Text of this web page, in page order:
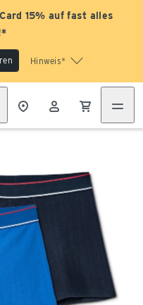
15% auf fast alles
Hinweis*